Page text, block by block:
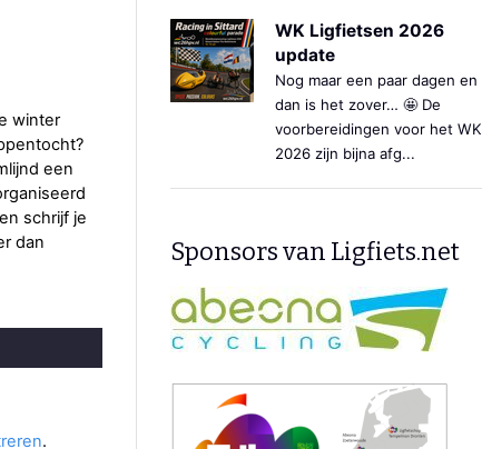
winter
een
en schrijf je
dan
.
WK Ligfietsen 2026
update
Nog maar een paar dagen en
dan is het zover… 🤩 De
voorbereidingen voor het WK
2026 zijn bijna afg...
Sponsors van Ligfiets.net